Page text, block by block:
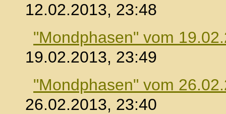
12.02.2013, 23:48
"Mondphasen" vom
19.02.2013, 23:49
"Mondphasen" vom
26.02.2013, 23:40